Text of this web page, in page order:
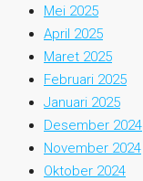
Mei 2025
April 2025
Maret 2025
Februari 2025
Januari 2025
Desember 2024
November 2024
Oktober 2024